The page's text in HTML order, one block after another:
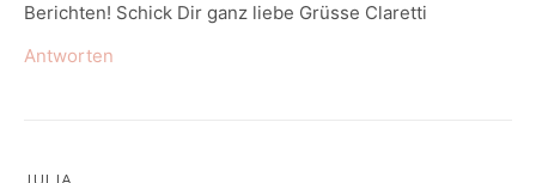
Berichten! Schick Dir ganz liebe Grüsse Claretti
Antworten
JULIA